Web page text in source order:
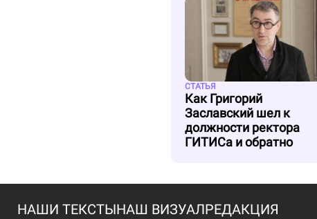
СТАТЬЯ
Как Григорий
Заславский шел к
должности ректора
ГИТИСа и обратно
НАШИ ТЕКСТЫНАШ ВИЗУАЛРЕДАКЦИЯ